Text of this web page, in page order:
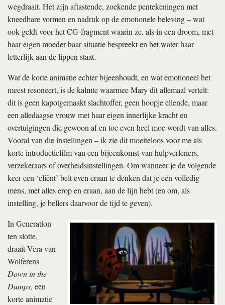
wegdraait. Het zijn aftastende, zoekende pentekeningen met
kneedbare vormen en nadruk op de emotionele beleving – wat
ook geldt voor het CG-fragment waarin ze, als in een droom, met
haar eigen moeder haar situatie bespreekt en het water haar
letterlijk aan de lippen staat.
Wat de korte animatie echter bijeenhoudt, en wat emotioneel het
meest resoneert, is de kalmte waarmee Mary dit allemaal vertelt:
dit is geen kapotgemaakt slachtoffer, geen hoopje ellende, maar
een alledaagse vrouw met haar eigen innerlijke kracht en
overtuigingen die gewoon af en toe even heel moe wordt van alles.
Vooral van die instellingen – ik zie dit moeiteloos voor me als
korte introductiefilm van een bijeenkomst van hulpverleners,
verzekeraars of overheidsinstellingen. Om wanneer je de volgende
keer een ‘cliënt’ belt even eraan te denken dat je een volledig
mens, met alles erop en eraan, aan de lijn hebt (en om, als
instelling, je bellers daarvoor de tijd te geven).
In Generation
ten slotte,
draait Vera van
Wolferens
Down in the
Dumps, een
korte animatie